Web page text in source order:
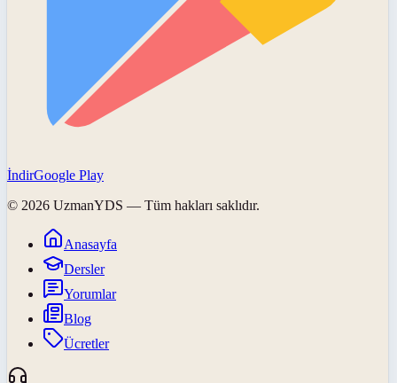
İndirGoogle Play
© 2026 UzmanYDS — Tüm hakları saklıdır.
Anasayfa
Dersler
Yorumlar
Blog
Ücretler